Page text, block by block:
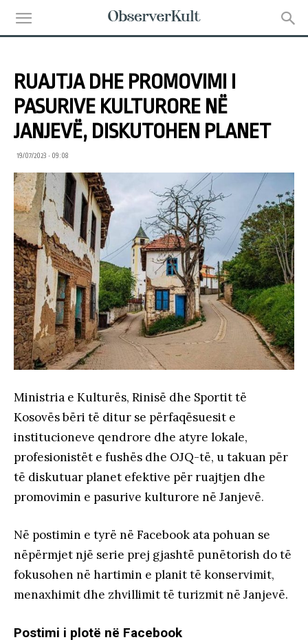
RUAJTJA DHE PROMOVIMI I
PASURIVE KULTURORE NË
JANJEVË, DISKUTOHEN PLANET
19/07/2023 • 09:08
Ministria e Kulturës, Rinisë dhe Sportit të
Kosovës bëri të ditur se përfaqësuesit e
institucioneve qendrore dhe atyre lokale,
profesionistët e fushës dhe OJQ-të, u takuan për
të diskutuar planet efektive për ruajtjen dhe
promovimin e pasurive kulturore në Janjevë.
Në postimin e tyrë në Facebook ata pohuan se
nëpërmjet një serie prej gjashtë punëtorish do të
fokusohen në hartimin e planit të konservimit,
menaxhimit dhe zhvillimit të turizmit në Janjevë.
Postimi i plotë në Facebook